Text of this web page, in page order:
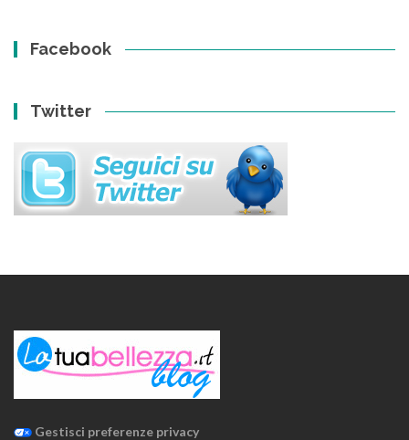
Facebook
Twitter
Gestisci preferenze privacy